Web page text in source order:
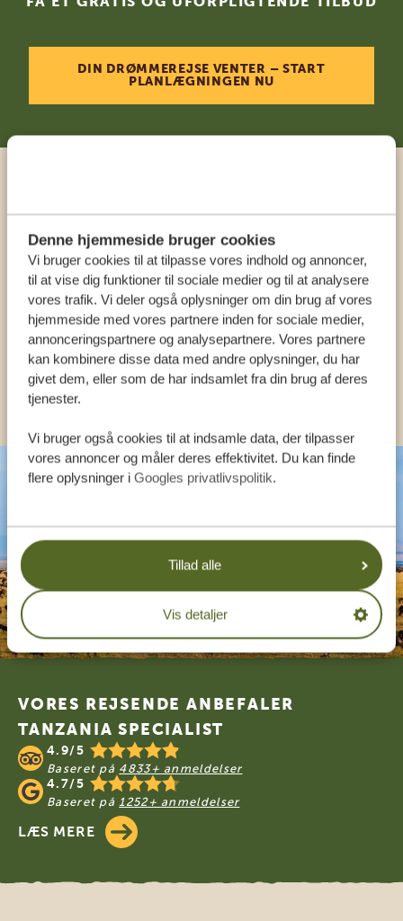
Denne hjemmeside bruger cookies
Vi bruger cookies til at tilpasse vores indhold og annoncer,
til at vise dig funktioner til sociale medier og til at analysere
vores trafik. Vi deler også oplysninger om din brug af vores
hjemmeside med vores partnere inden for sociale medier,
annonceringspartnere og analysepartnere. Vores partnere
kan kombinere disse data med andre oplysninger, du har
givet dem, eller som de har indsamlet fra din brug af deres
tjenester.
Vi bruger også cookies til at indsamle data, der tilpasser
vores annoncer og måler deres effektivitet. Du kan finde
flere oplysninger i Googles privatlivspolitik.
Tillad alle
Vis detaljer
DIN DRØMMEREJSE VENTER – START
PLANLÆGNINGEN NU
Ring til en ekspert
VORES SPECIALISTER SIDDER KLAR TIL AT
HJÆLPE DIG
DA: +4589878233
Footer
VORES REJSENDE ANBEFALER
TANZANIA SPECIALIST
4.9/5
Baseret på 4833+ anmeldelser
4.7/5
Baseret på 1252+ anmeldelser
LÆS MERE